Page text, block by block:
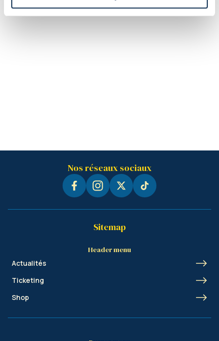
Nos réseaux sociaux
Sitemap
Header menu
Actualités
Ticketing
Shop